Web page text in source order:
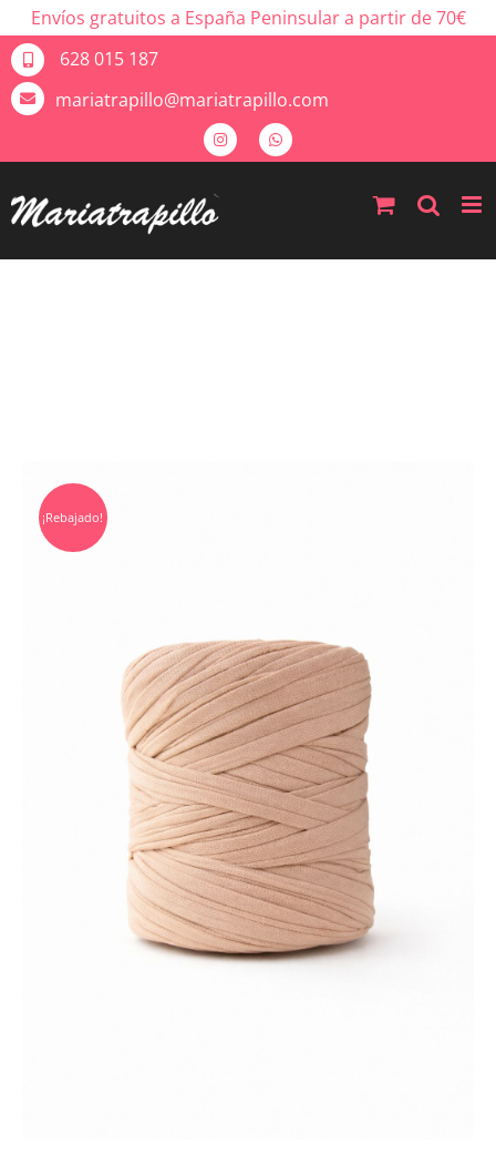
Envíos gratuitos a España Peninsular a partir de 70€
628 015 187
mariatrapillo@mariatrapillo.com
¡Rebajado!